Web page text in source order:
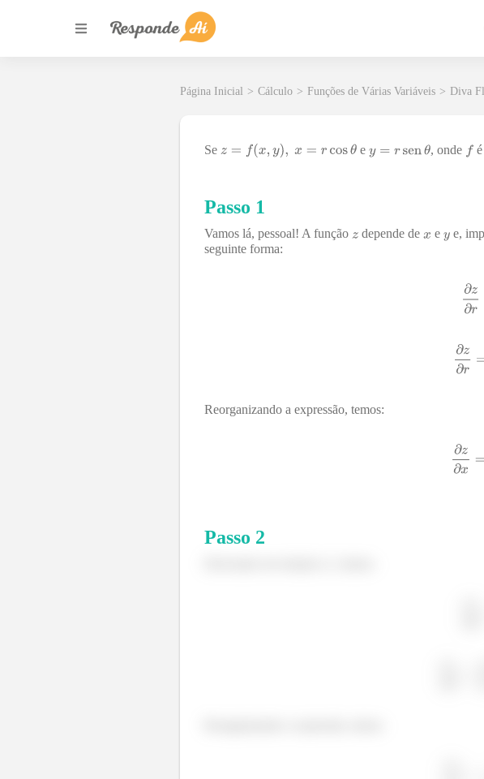
Página Inicial > Cálculo > Funções de Várias Variáveis > Diva
Se e , onde é
Passo 1
Vamos lá, pessoal! A função depende de e e,
seguinte forma:
Reorganizando a expressão, temos:
Passo 2